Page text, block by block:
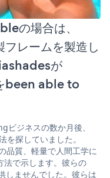
の場合は、
レームを製造し
が
been able to
ジネスの数か月後、
探していました。
質、軽量で人間工学に
法で示します。彼らの
しませんでした。彼らは